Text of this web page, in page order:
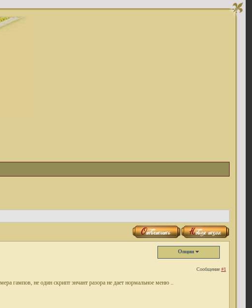
Опции
Сообщение #1
гампов, не один скрипт энчант разора не дает нормальное меню ..